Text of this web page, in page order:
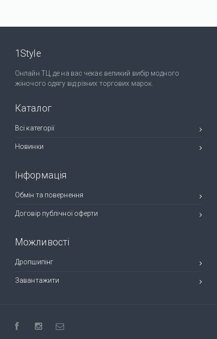
1Style
Онлайн ТЦ, де на вас чекає великий вибір модного
жіночого одягу від різних торгових марок.
Каталог
Всі категорії
Новинки
Інформація
Обмін та повернення
Договір публічної оферти
Можливості
Дропшипінг
Завантажити